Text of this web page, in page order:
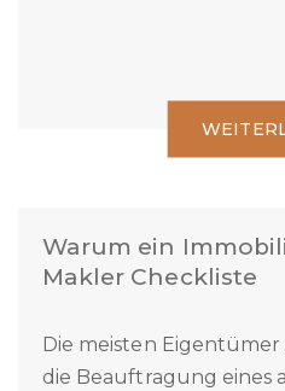
Makler Checkliste